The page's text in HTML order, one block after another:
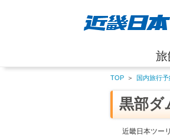
TOP ＞ 国内旅行予
黒部ダ
近畿日本ツー